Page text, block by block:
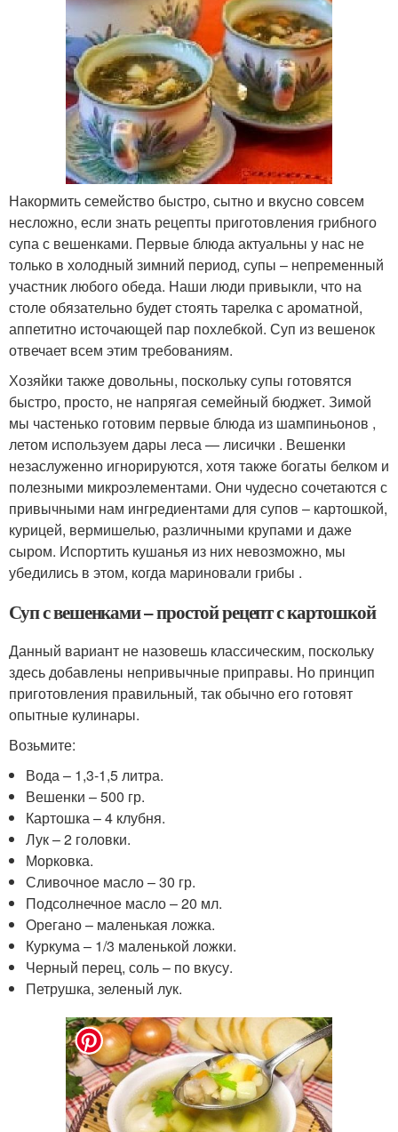
Накормить семейство быстро, сытно и вкусно совсем
несложно, если знать рецепты приготовления грибного
супа с вешенками. Первые блюда актуальны у нас не
только в холодный зимний период, супы – непременный
участник любого обеда. Наши люди привыкли, что на
столе обязательно будет стоять тарелка с ароматной,
аппетитно источающей пар похлебкой. Суп из вешенок
отвечает всем этим требованиям.
Хозяйки также довольны, поскольку супы готовятся
быстро, просто, не напрягая семейный бюджет. Зимой
мы частенько готовим первые блюда из шампиньонов ,
летом используем дары леса — лисички . Вешенки
незаслуженно игнорируются, хотя также богаты белком и
полезными микроэлементами. Они чудесно сочетаются с
привычными нам ингредиентами для супов – картошкой,
курицей, вермишелью, различными крупами и даже
сыром. Испортить кушанья из них невозможно, мы
убедились в этом, когда мариновали грибы .
Суп с вешенками – простой рецепт с картошкой
Данный вариант не назовешь классическим, поскольку
здесь добавлены непривычные приправы. Но принцип
приготовления правильный, так обычно его готовят
опытные кулинары.
Возьмите:
Вода – 1,3-1,5 литра.
Вешенки – 500 гр.
Картошка – 4 клубня.
Лук – 2 головки.
Морковка.
Сливочное масло – 30 гр.
Подсолнечное масло – 20 мл.
Орегано – маленькая ложка.
Куркума – 1/3 маленькой ложки.
Черный перец, соль – по вкусу.
Петрушка, зеленый лук.